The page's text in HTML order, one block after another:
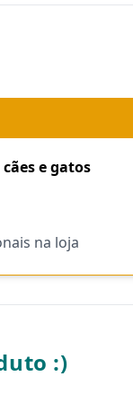
e gatos
na loja
:)